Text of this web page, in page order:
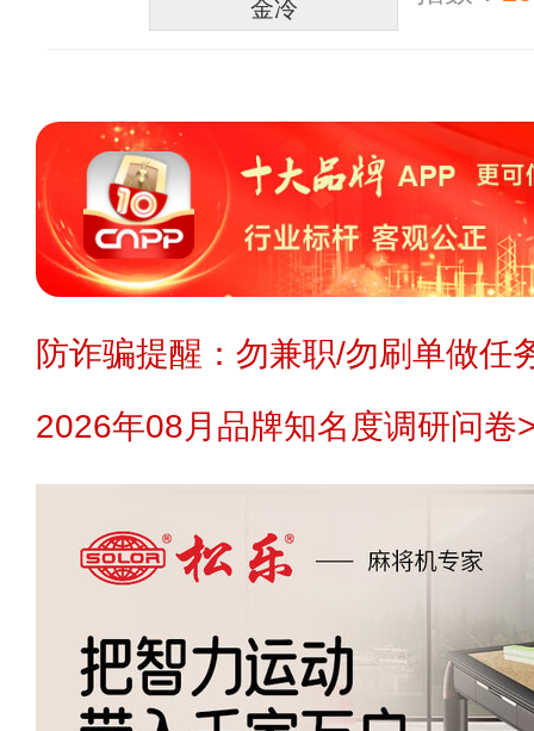
金冷
防诈骗提醒：勿兼职/勿刷单做任
2026年08月品牌知名度调研问卷